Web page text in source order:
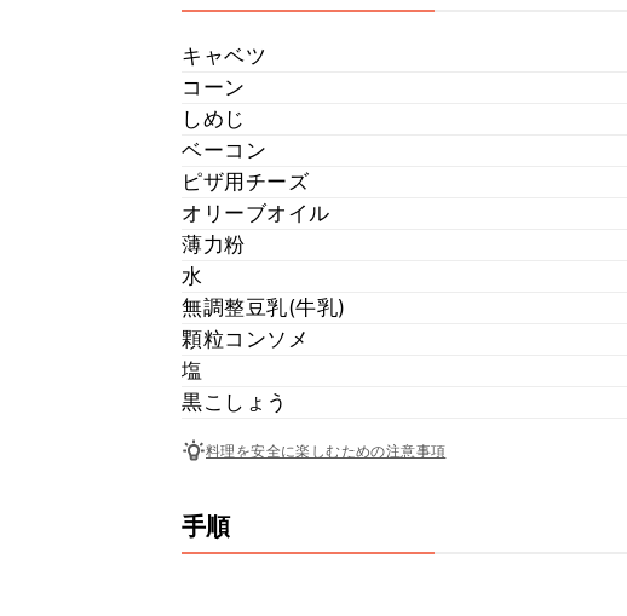
キャベツ
コーン
しめじ
ベーコン
ピザ用チーズ
オリーブオイル
薄力粉
水
無調整豆乳(牛乳)
顆粒コンソメ
塩
黒こしょう
料理を安全に楽しむための注意事項
手順